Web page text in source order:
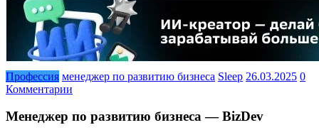
Профессия менеджер по развитию бизнеса Sleep 26.03.2025 0
Комментарии
Менеджер по развитию бизнеса — BizDev